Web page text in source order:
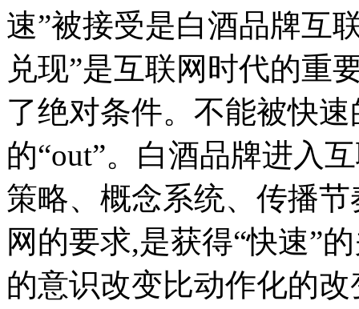
速”被接受是白酒品牌互
兑现”是互联网时代的重
了绝对条件。不能被快
的“out”。白酒品牌进入
策略、概念系统、传播
网的要求,是获得“快速”
的意识改变比动作化的